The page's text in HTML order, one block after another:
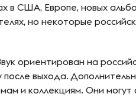
в США, Европе, новых
но некоторые
ориентирован на
выхода.
и коллекциям. Они